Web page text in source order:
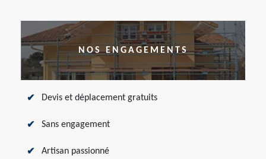
NOS ENGAGEMENTS
Devis et déplacement gratuits
Sans engagement
Artisan passionné